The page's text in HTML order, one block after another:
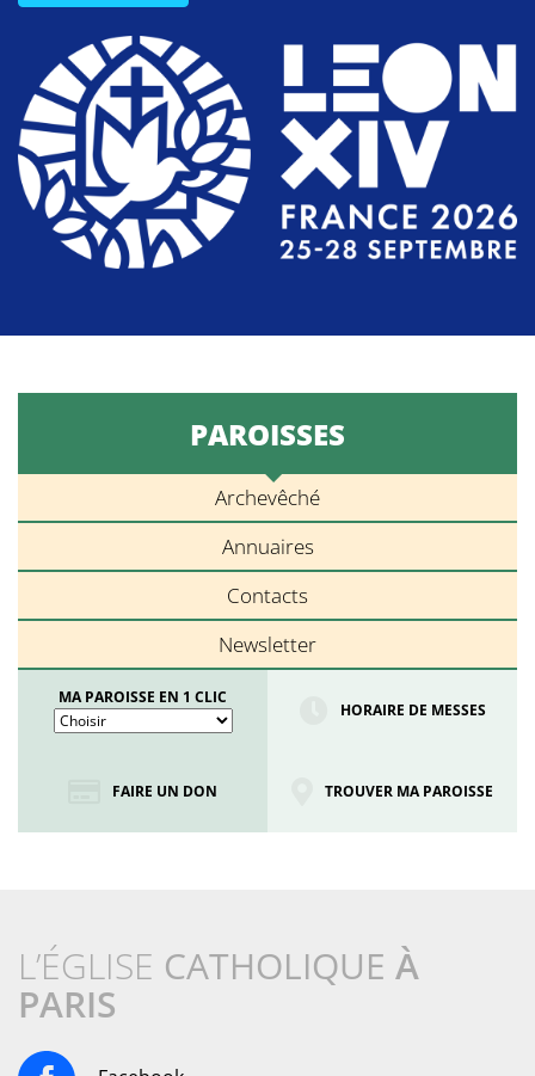
PAROISSES
Archevêché
Annuaires
Contacts
Newsletter
MA PAROISSE EN 1 CLIC
HORAIRE DE MESSES
FAIRE UN DON TROUVER MA PAROISSE
L’ÉGLISE CATHOLIQUE À
PARIS